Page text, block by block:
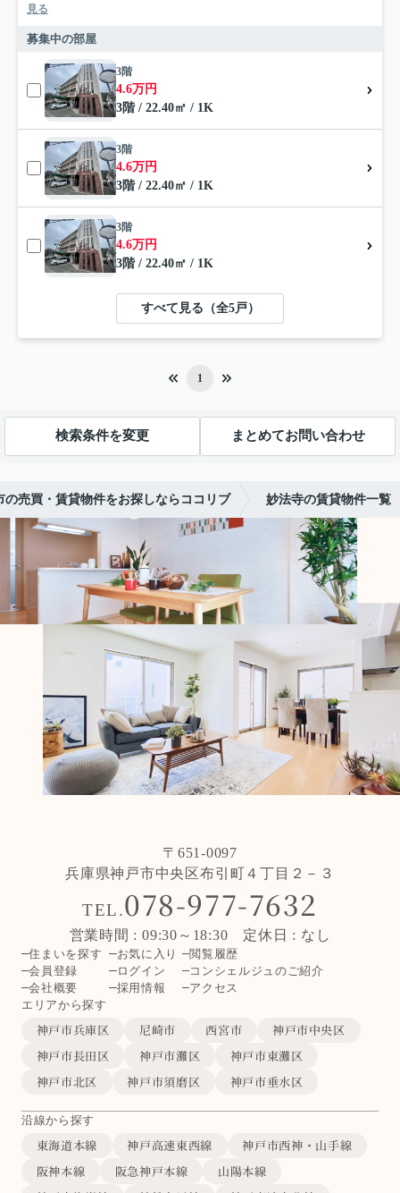
見る
募集中の部屋
3階
4.6万円
3階 / 22.40㎡ / 1K
3階
4.6万円
3階 / 22.40㎡ / 1K
3階
4.6万円
3階 / 22.40㎡ / 1K
すべて見る（全5戸）
1
検索条件を変更 まとめてお問い合わせ
の売買・賃貸物件をお探しならココリブ 妙法寺の賃貸物件一覧
〒651-0097
兵庫県神戸市中央区布引町４丁目２－３
TEL.078-977-7632
営業時間 : 09:30～18:30 定休日 : なし
住まいを探す お気に入り
閲覧履歴
会員登録
ログイン
コンシェルジュのご紹介
会社概要
採用情報
アクセス
エリアから探す
神戸市兵庫区 尼崎市 西宮市
神戸市中央区
神戸市長田区
神戸市灘区
神戸市東灘区
神戸市北区
神戸市須磨区 神戸市垂水区
沿線から探す
東海道本線 神戸高速東西線
神戸市西神・山手線
阪神本線
阪急神戸本線
山陽本線